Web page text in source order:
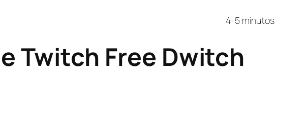
4-5 minutos
Twitch Free Dwitch